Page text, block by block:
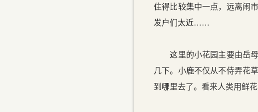
住得比较集中一点，远离闹
发户们太近……
这里的小花园主要由岳母
几下。小鹿不仅从不侍弄花
到哪里去了。看来人类用鲜